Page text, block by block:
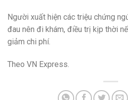
Người xuất hiện các triệu chứng
đau nên đi khám, điều trị kịp thời
giảm chi phí.
Theo VN Express.